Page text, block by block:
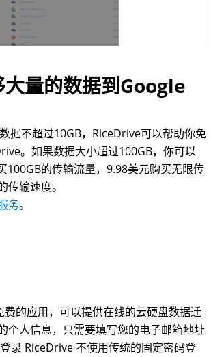
大量的数据到Google
据不超过10GB，RiceDrive可以帮助你免
。如果数据大小超过100GB，你可以
100GB的传输流量，9.98美元购买无限传
传输速度。
务。
费的应用，可以提供在线的云硬盘数据迁
个人信息，只需要填写您的电子邮箱地址
录 RiceDrive 不使用传统的固定密码登